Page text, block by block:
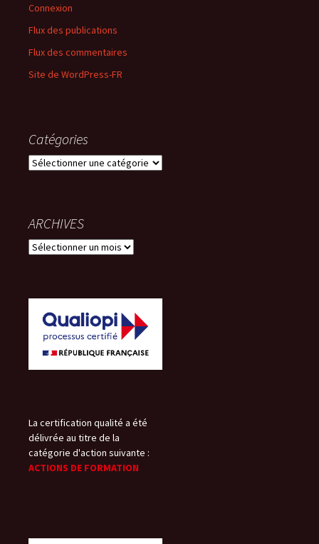
Connexion
Flux des publications
Flux des commentaires
Site de WordPress-FR
Catégories
Catégories
ARCHIVES
ARCHIVES
La certification qualité a été
délivrée au titre de la
catégorie d'action suivante :
ACTIONS DE FORMATION